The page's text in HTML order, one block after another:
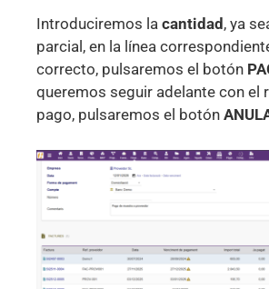
Introduciremos la cantidad , ya
parcial, en la línea
correcto, pulsaremos el botón
queremos seguir adelante con el
pago, pulsaremos el botón